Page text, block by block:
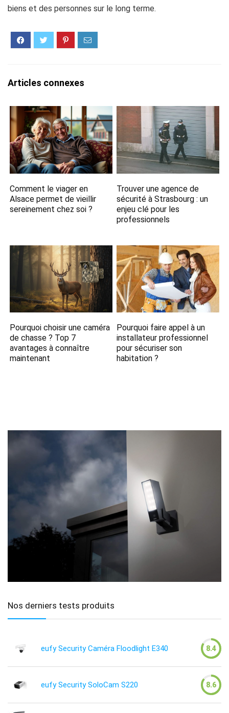
biens et des personnes sur le long terme.
Articles connexes
Comment le viager en
Alsace permet de vieillir
sereinement chez soi ?
Trouver une agence de
sécurité à Strasbourg : un
enjeu clé pour les
professionnels
Pourquoi choisir une caméra
de chasse ? Top 7
avantages à connaître
maintenant
Pourquoi faire appel à un
installateur professionnel
pour sécuriser son
habitation ?
Nos derniers tests produits
eufy Security Caméra Floodlight E340 8.4
eufy Security SoloCam S220 8.6